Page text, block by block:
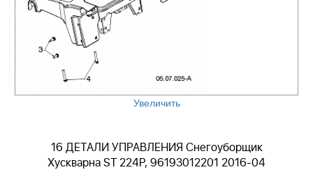
Увеличить
16 ДЕТАЛИ УПРАВЛЕНИЯ Снегоуборщик
Хускварна ST 224P, 96193012201 2016-04